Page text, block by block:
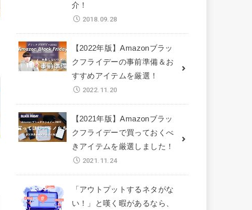
介！
2018.09.28
【2022年版】Amazonブラッ
クフライデーの事前準備＆お
すすめアイテムを厳選！
2022.11.20
【2021年版】Amazonブラッ
クフライデーで買っておくべ
きアイテムを厳選しました！
2021.11.24
「アウトプットするネタがな
い！」と嘆く暇があるなら、